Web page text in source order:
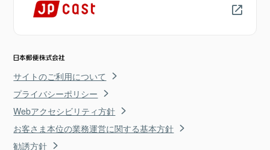
サイトのご利用について
プライバシーポリシー
Webアクセシビリティ方針
お客さま本位の業務運営に関する基本方針
勧誘方針